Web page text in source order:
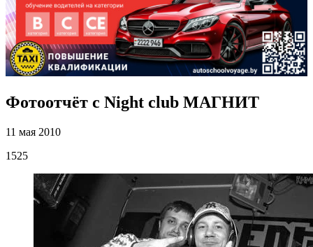
Фотоотчёт с Night club МАГНИТ
11 мая 2010
1525